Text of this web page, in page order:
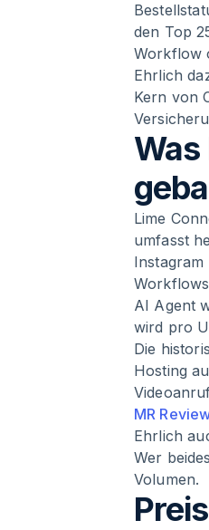
den Top
Workflow
Ehrlich
Kern von
Lime
umfasst
Instagram
AI Agent
wird pro
Die
Hosting
MR
Ehrlich
Wer
Volumen.